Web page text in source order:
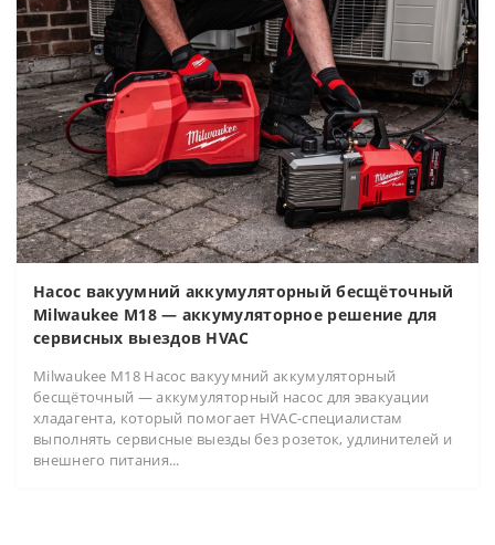
Насос вакуумний аккумуляторный бесщёточный
Milwaukee M18 — аккумуляторное решение для
сервисных выездов HVAC
Milwaukee M18 Насос вакуумний аккумуляторный
бесщёточный — аккумуляторный насос для эвакуации
хладагента, который помогает HVAC-специалистам
выполнять сервисные выезды без розеток, удлинителей и
внешнего питания...